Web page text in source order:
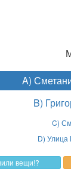
A)
B)
C)
D)